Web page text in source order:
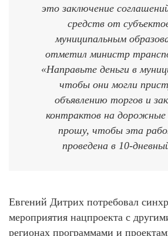
это заключение
средств от
муниципальным
отметил министр
«Направьте деньги в
чтобы они могли
объявлению торгов и
контрактов на
прошу, чтобы эта
проведена в 10-
Евгений Дитрих потребовал
мероприятия нацпроекта с
регионах программами и